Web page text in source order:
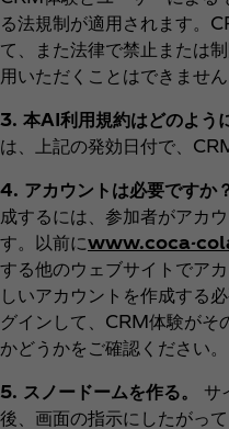
る法規制が適用されます。
て、また法律で禁止または
用いただくことはできません
3. 本AI利用規約はどのよう
は、上記の発効日付で、
4. アカウントは必要ですか
成するには、参加者がアカ
す。以前にwww.coca-
する他のウェブサイトでア
しいアカウントを作成する
グインして、CRM体験がそ
かどうかをご確認ください。
5. スノードームを作る。 サ
後、画面の指示にしたがっ